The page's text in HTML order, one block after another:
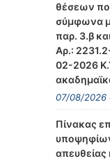
θέσεων
σύμφωνα
παρ. 3.β
Αρ.:
02-2026
07/08/2026
Πίνακας
απευθείας